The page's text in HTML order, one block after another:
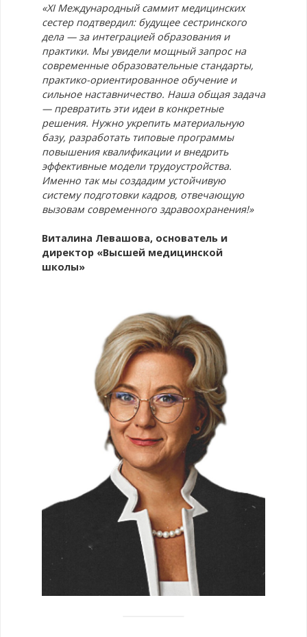
«XI Международный саммит медицинских
сестер подтвердил: будущее сестринского
дела — за интеграцией образования и
практики. Мы увидели мощный запрос на
современные образовательные стандарты,
практико-ориентированное обучение и
сильное наставничество. Наша общая задача
— превратить эти идеи в конкретные
решения. Нужно укрепить материальную
базу, разработать типовые программы
повышения квалификации и внедрить
эффективные модели трудоустройства.
Именно так мы создадим устойчивую
систему подготовки кадров, отвечающую
вызовам современного здравоохранения!»
Виталина Левашова, основатель и
директор «Высшей медицинской
школы»